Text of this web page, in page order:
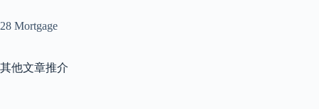
28 Mortgage
其他文章推介